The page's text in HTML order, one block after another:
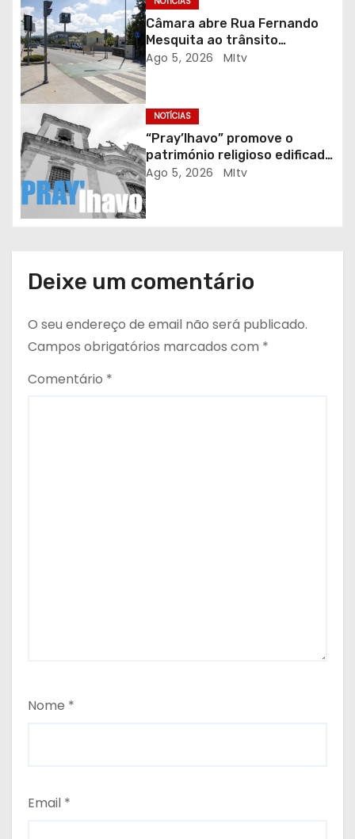
t
i
g
o
s
Câmara abre Rua Fernando
Mesquita ao trânsito
automóvel
Ago 5, 2026 MItv
NOTÍCIAS
“Pray’lhavo” promove o
património religioso edificado
do Arciprestado
Ago 5, 2026 MItv
Deixe um comentário
O seu endereço de email não será publicado.
Campos obrigatórios marcados com *
Comentário *
Nome *
Email *